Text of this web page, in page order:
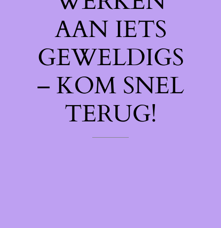
AAN IETS
GEWELDIGS
– KOM SNEL
TERUG!